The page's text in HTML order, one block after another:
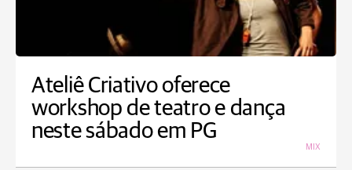
Ateliê Criativo oferece
workshop de teatro e dança
neste sábado em PG
MIX